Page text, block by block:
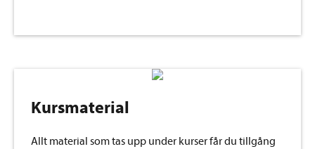
Kursmaterial
Allt material som tas upp under kurser får du tillgång